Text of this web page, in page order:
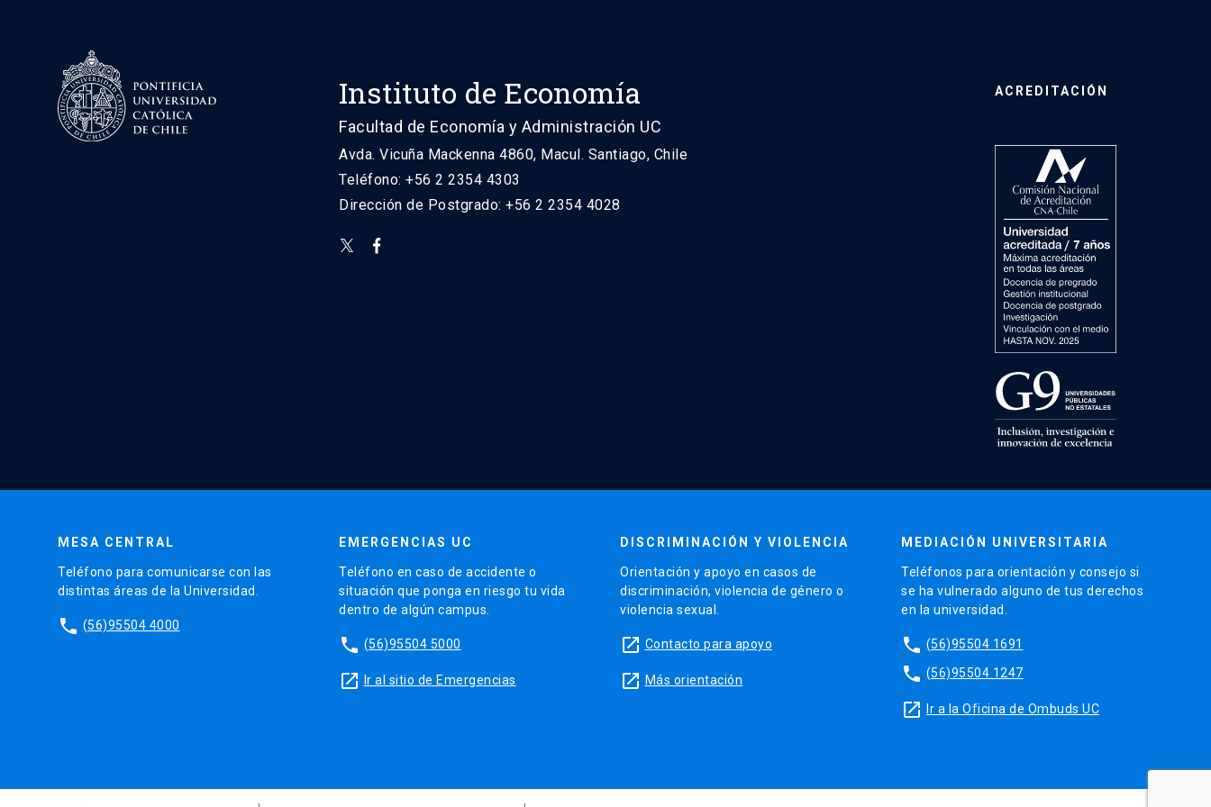
Instituto de Economía
Facultad de Economía y Administración UC
Avda. Vicuña Mackenna 4860, Macul. Santiago, Chile
Teléfono: +56 2 2354 4303
Dirección de Postgrado: +56 2 2354 4028
ACREDITACIÓN
MESA CENTRAL
Teléfono para comunicarse con las
distintas áreas de la Universidad.
phone (56)95504 4000
EMERGENCIAS UC
Teléfono en caso de accidente o
situación que ponga en riesgo tu vida
dentro de algún campus.
phone (56)95504 5000
launch Ir al sitio de Emergencias
DISCRIMINACIÓN Y VIOLENCIA
Orientación y apoyo en casos de
discriminación, violencia de género o
violencia sexual.
launch Contacto para apoyo
launch Más orientación
MEDIACIÓN UNIVERSITARIA
Teléfonos para orientación y consejo si
se ha vulnerado alguno de tus derechos
en la universidad.
phone (56)95504 1691
phone (56)95504 1247
launch Ir a la Oficina de Ombuds UC